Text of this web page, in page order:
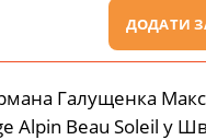
ДОДАТИ
Галущенка
Alpin Beau Soleil у